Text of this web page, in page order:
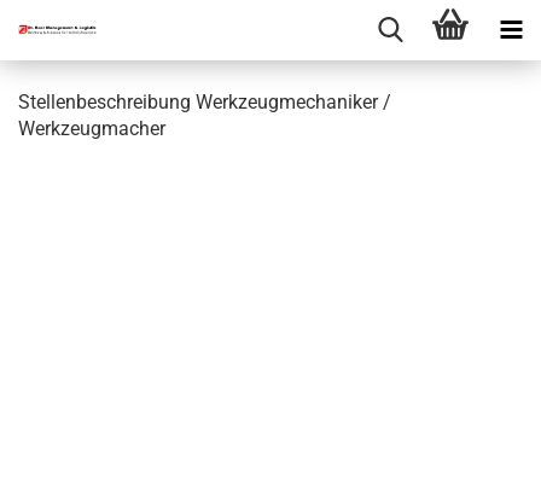
Stellenbeschreibung Werkzeugmechaniker /
Werkzeugmacher